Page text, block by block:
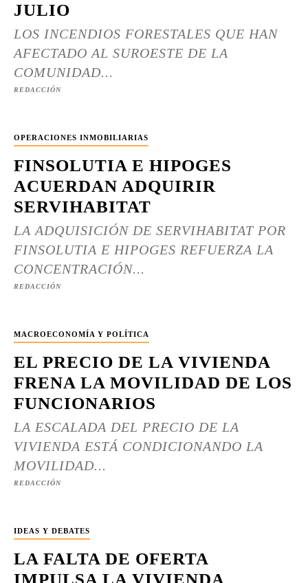
JULIO
LOS INCENDIOS FORESTALES QUE HAN
AFECTADO AL SUROESTE DE LA
COMUNIDAD...
REDACCIÓN
OPERACIONES INMOBILIARIAS
FINSOLUTIA E HIPOGES
ACUERDAN ADQUIRIR
SERVIHABITAT
LA ADQUISICIÓN DE SERVIHABITAT POR
FINSOLUTIA E HIPOGES REFUERZA LA
CONCENTRACIÓN...
REDACCIÓN
MACROECONOMÍA Y POLÍTICA
EL PRECIO DE LA VIVIENDA
FRENA LA MOVILIDAD DE LOS
FUNCIONARIOS
LA ESCALADA DEL PRECIO DE LA
VIVIENDA ESTÁ CONDICIONANDO LA
MOVILIDAD...
REDACCIÓN
IDEAS Y DEBATES
LA FALTA DE OFERTA
IMPULSA LA VIVIENDA